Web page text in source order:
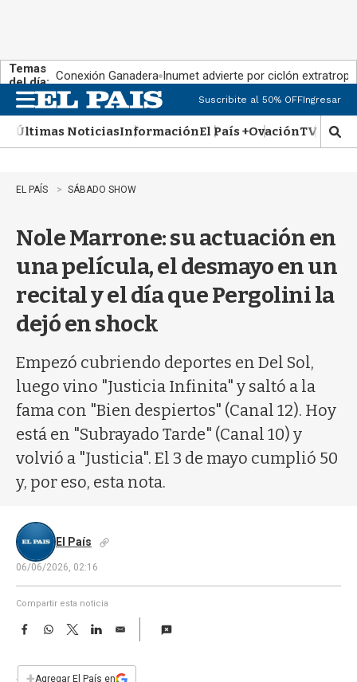
Temas
del día: Conexión Ganadera Inumet advierte por ciclón
n
u
Suscribite al 50% OFFIngresar
Últimas NoticiasInformaciónEl País +OvaciónTV Show
M
o
b
�
q
EL PAÍS SÁBADO SHOW
Nole Marrone: su actuación en
una película, el desmayo en un
recital y el día que Pergolini la
dejó en shock
Empezó cubriendo deportes en Del Sol,
luego vino "Justicia Infinita" y saltó a la
fama con "Bien despiertos" (Canal 12). Hoy
está en "Subrayado Tarde" (Canal 10) y
volvió a "Justicia". El 3 de mayo cumplió 50
y, por eso, esta nota.
El País
06/06/2026, 02:16
Compartir esta noticia
F
e
W
T
w
t
L
E
i
Agregar El País en